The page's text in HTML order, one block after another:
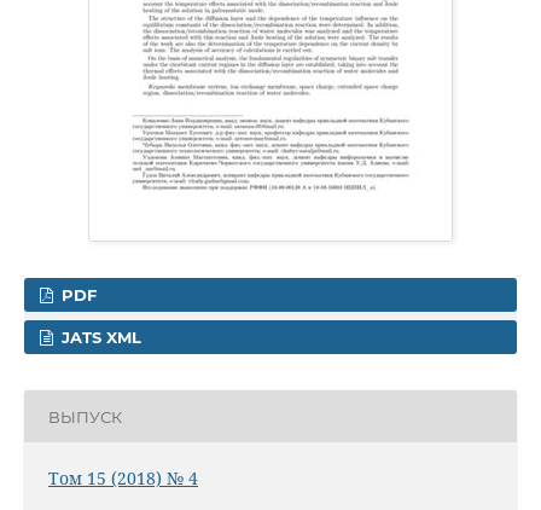
PDF
JATS XML
ВЫПУСК
Том 15 (2018) № 4